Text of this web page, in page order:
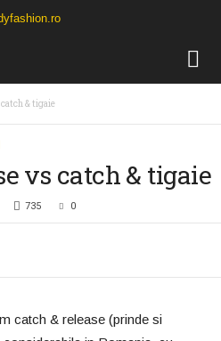
catch & tigaie
vs catch & tigaie
735 0
catch & release (prinde si